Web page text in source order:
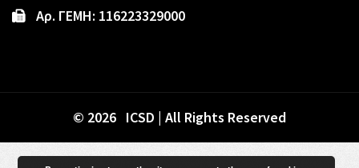
Αρ. ΓΕΜΗ: 116223329000
© 2026 ICSD | All Rights Reserved